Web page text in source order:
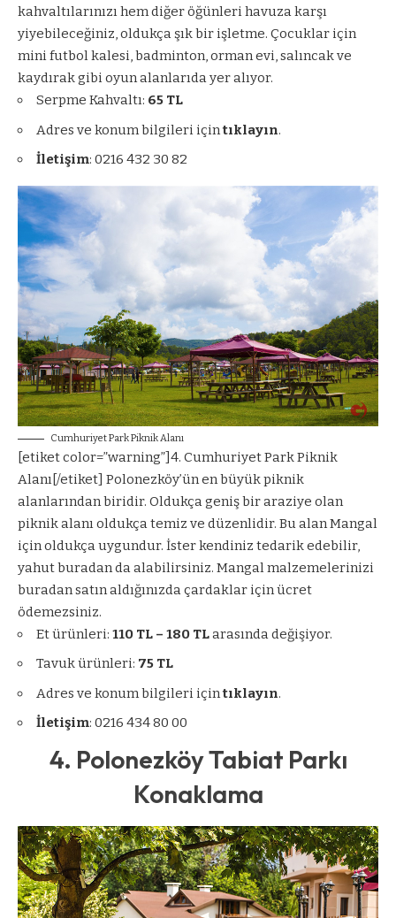
kahvaltılarınızı hem diğer öğünleri havuza karşı
yiyebileceğiniz, oldukça şık bir işletme. Çocuklar için
mini futbol kalesi, badminton, orman evi, salıncak ve
kaydırak gibi oyun alanlarıda yer alıyor.
Serpme Kahvaltı: 65 TL
Adres ve konum bilgileri içintıklayın.
İletişim: 0216 432 30 82
Cumhuriyet Park Piknik Alanı
[etiket color=”warning”]4. Cumhuriyet Park Piknik
Alanı[/etiket] Polonezköy’ün en büyük piknik
alanlarından biridir. Oldukça geniş bir araziye olan
piknik alanı oldukça temiz ve düzenlidir. Bu alan Mangal
için oldukça uygundur. İster kendiniz tedarik edebilir,
yahut buradan da alabilirsiniz. Mangal malzemelerinizi
buradan satın aldığınızda çardaklar için ücret
ödemezsiniz.
Et ürünleri: 110 TL – 180 TLarasında değişiyor.
Tavuk ürünleri: 75 TL
Adres ve konum bilgileri içintıklayın.
İletişim: 0216 434 80 00
4. Polonezköy Tabiat Parkı
Konaklama